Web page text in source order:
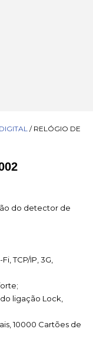
/ RELÓGIO DE
do detector de
TCP/IP, 3G,
ligação Lock,
10000 Cartões de